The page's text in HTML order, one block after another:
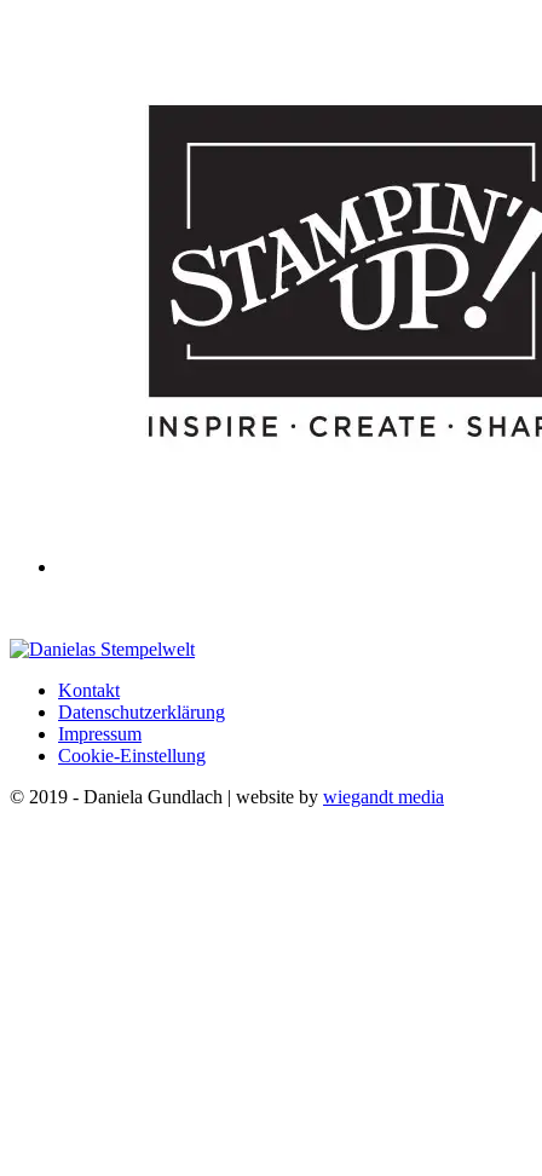
Kontakt
Datenschutzerklärung
Impressum
Cookie-Einstellung
© 2019 - Daniela Gundlach | website by wiegandt media